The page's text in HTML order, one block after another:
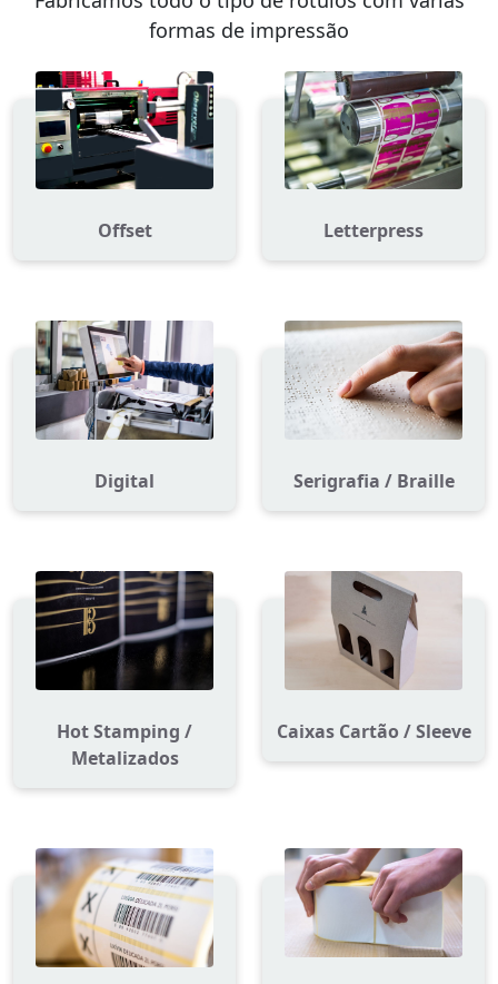
formas de impressão
Offset Letterpress
Digital Serigrafia / Braille
Hot Stamping /
Metalizados
Caixas Cartão / Sleeve